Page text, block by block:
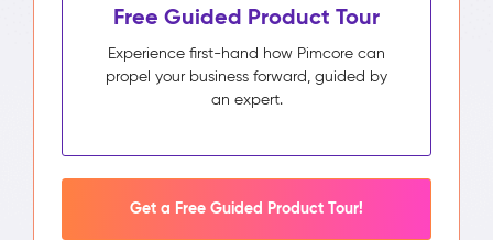
Free Guided Product Tour
Experience first-hand how Pimcore can
propel your business forward, guided by
an expert.
Get a Free Guided Product Tour!